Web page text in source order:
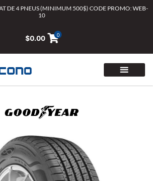
DE 4 PNEUS (MINIMUM 500$) CODE PROMO: WEB-
10
$0.00 0